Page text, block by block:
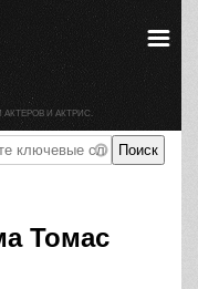
Томас
И АКТРИС.